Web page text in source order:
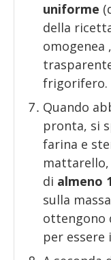
uniforme
della
omogenea
frigorifero.
Quando
pronta, si
farina e
mattarello,
di almeno
sulla
ottengono
per